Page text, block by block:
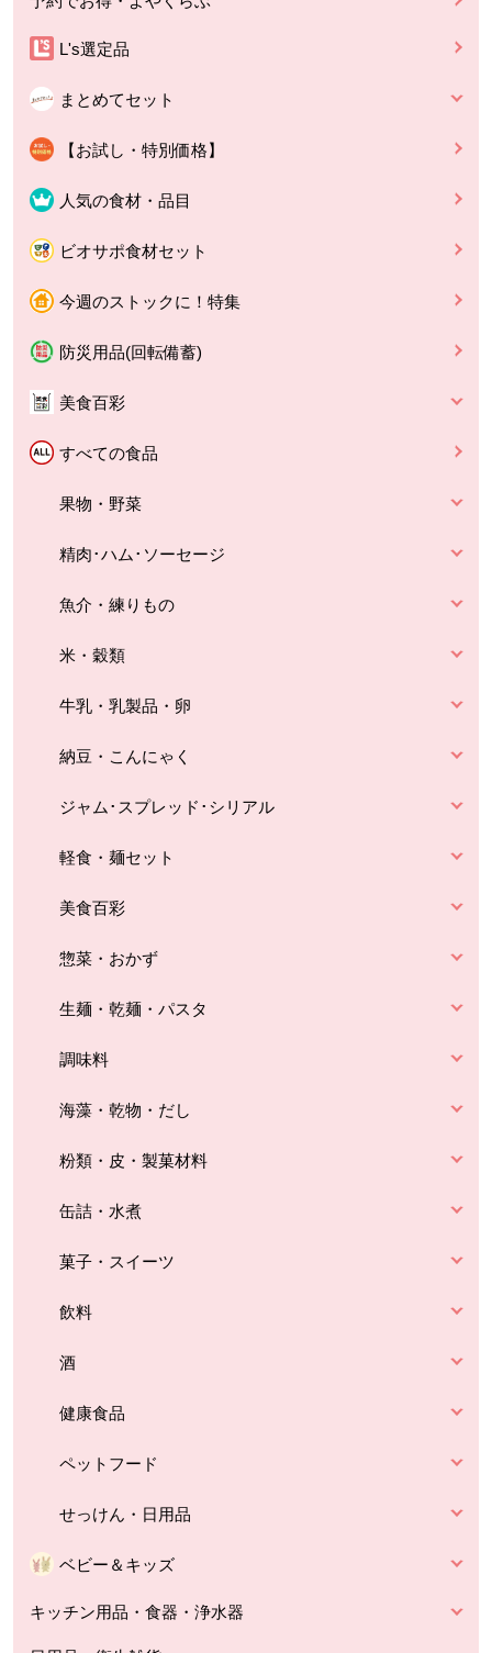
L's選定品
まとめてセット
【お試し・特別価格】
人気の食材・品目
ビオサポ食材セット
今週のストックに！特集
防災用品(回転備蓄)
美食百彩
すべての食品
果物・野菜
精肉･ハム･ソーセージ
魚介・練りもの
米・穀類
牛乳・乳製品・卵
納豆・こんにゃく
ジャム･スプレッド･シリアル
軽食・麺セット
美食百彩
惣菜・おかず
生麺・乾麺・パスタ
調味料
海藻・乾物・だし
粉類・皮・製菓材料
缶詰・水煮
菓子・スイーツ
飲料
酒
健康食品
ペットフード
せっけん・日用品
ベビー＆キッズ
キッチン用品・食器・浄水器